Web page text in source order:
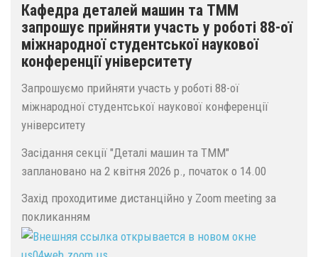
Кафедра деталей машин та ТММ
запрошує прийняти участь у роботі 88-ої
міжнародної студентської наукової
конференції університету
Запрошуємо прийняти участь у роботі 88-ої
міжнародної студентської наукової конференції
університету
Засідання секції "Деталі машин та ТММ"
заплановано на 2 квітня 2026 р., початок о 14.00
Захід проходитиме дистанційно у Zoom meeting за
покликанням